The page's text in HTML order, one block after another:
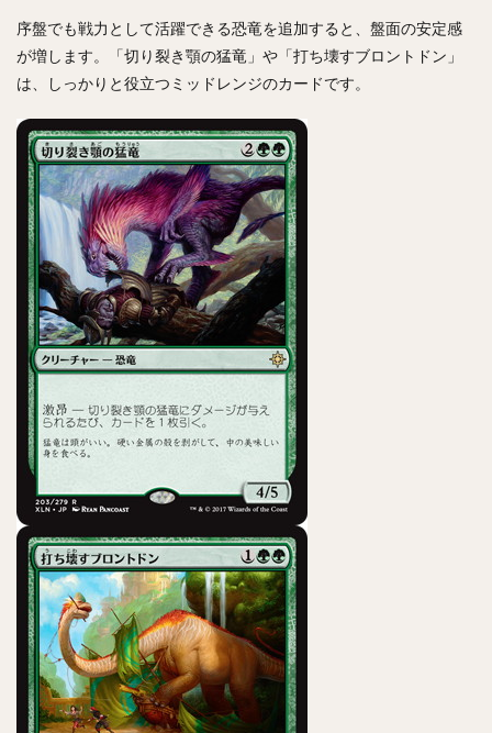
序盤でも戦力として活躍できる恐竜を追加すると、盤面の安定感
が増します。「切り裂き顎の猛竜」や「打ち壊すブロントドン」
は、しっかりと役立つミッドレンジのカードです。